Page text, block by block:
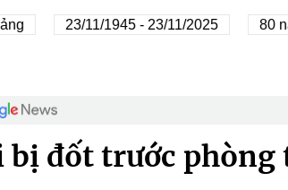
23/11/1945 - 23/11/2025 80 năm
bị đốt trước